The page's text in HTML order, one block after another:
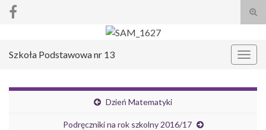
Szkoła Podstawowa nr 13
Dzień Matematyki
Podręczniki na rok szkolny 2016/17